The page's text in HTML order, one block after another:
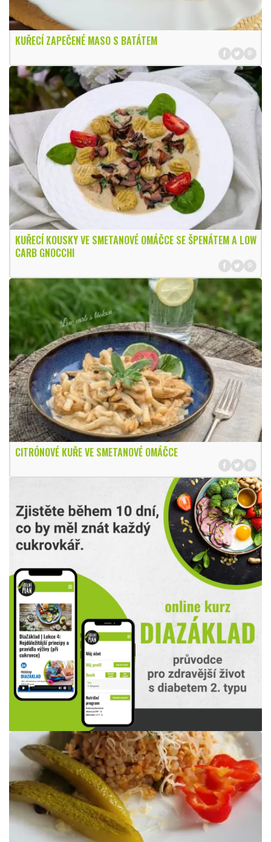
KUŘECÍ ZAPEČENÉ MASO S BATÁTEM
KUŘECÍ KOUSKY VE SMETANOVÉ OMÁČCE SE ŠPENÁTEM A LOW
CARB GNOCCHI
CITRÓNOVÉ KUŘE VE SMETANOVÉ OMÁČCE